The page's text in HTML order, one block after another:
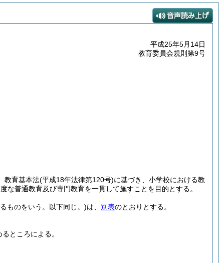
平成25年5月14日
教育委員会規則第9号
教育基本法(平成18年法律第120号)に基づき、小学校における教
普通教育及び専門教育を一貫して施すことを目的とする。
ものをいう。以下同じ。)は、 別表のとおりとする。
ところによる。